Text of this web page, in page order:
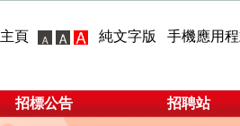
主頁 純文字版 手機應用
招標公告 招聘站